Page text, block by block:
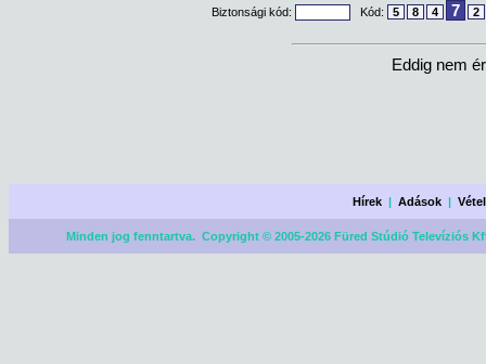
Biztonsági kód:
Kód: 5 8 4 7 2
Eddig nem
Hírek |Adások |
Minden jog fenntartva. Copyright © 2005-2026 Füred Stúdió Televíziós